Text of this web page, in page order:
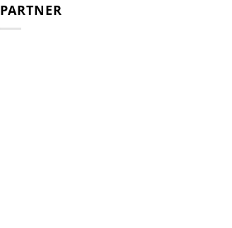
PARTNER